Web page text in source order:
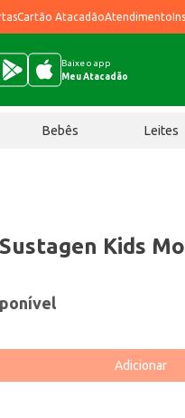
Cartão AtacadãoAtendimento
Baixe o app
Meu Atacadão
Bebês Leites
Kids
Adicionar